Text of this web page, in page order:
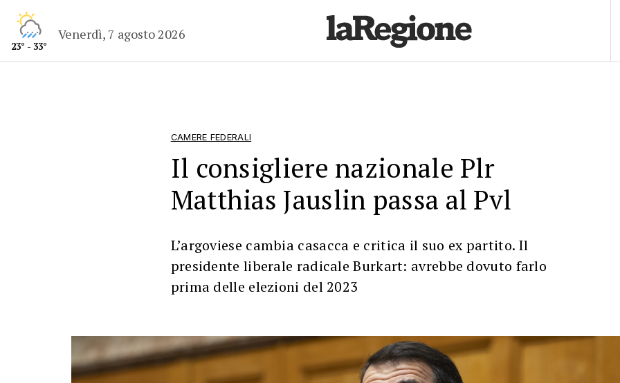
23° - 33°
Venerdì, 7 agosto 2026
CAMERE FEDERALI
Il consigliere nazionale Plr
Matthias Jauslin passa al Pvl
L’argoviese cambia casacca e critica il suo ex partito. Il
presidente liberale radicale Burkart: avrebbe dovuto farlo
prima delle elezioni del 2023